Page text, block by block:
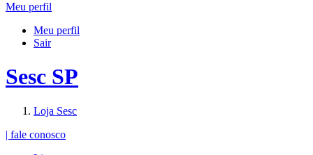
Meu perfil
Meu perfil
Sair
Sesc SP
Loja Sesc
| fale conosco